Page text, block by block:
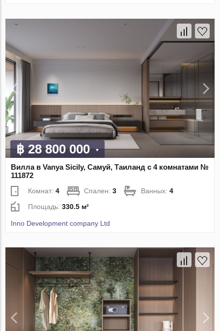
฿ 28 800 000
Вилла в Vanya Sicily, Самуй, Таиланд с 4 комнатами №
111872
Комнат:4 Спален:3 Ванных:4
Площадь:330.5 м²
Inno Development company Ltd